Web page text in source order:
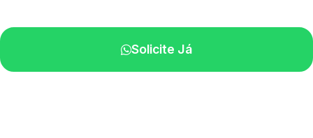
Solicite Já